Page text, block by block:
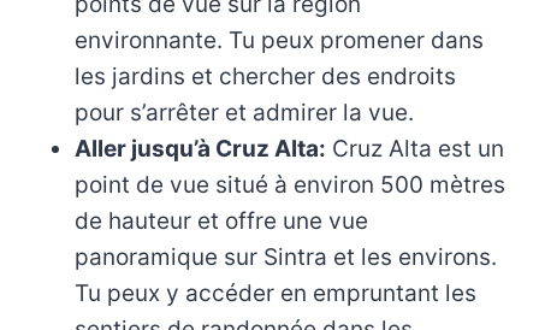
environnante. Tu peux promener dans
les jardins et chercher des endroits
pour s’arrêter et admirer la vue.
Aller jusqu’à Cruz Alta: Cruz Alta est un
point de vue situé à environ 500 mètres
de hauteur et offre une vue
panoramique sur Sintra et les environs.
Tu peux y accéder en empruntant les